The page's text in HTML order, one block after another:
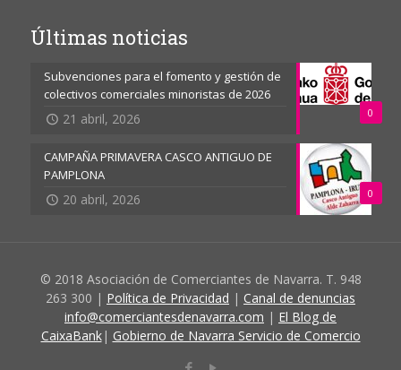
Últimas noticias
0
Subvenciones para el fomento y gestión de
colectivos comerciales minoristas de 2026
21 abril, 2026
0
CAMPAÑA PRIMAVERA CASCO ANTIGUO DE
PAMPLONA
20 abril, 2026
© 2018 Asociación de Comerciantes de Navarra. T. 948
263 300 | Política de Privacidad | Canal de denuncias
info@comerciantesdenavarra.com | El Blog de
CaixaBank| Gobierno de Navarra Servicio de Comercio